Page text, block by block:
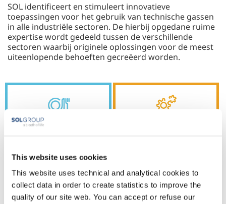
This website uses cookies
This website uses technical and analytical cookies to
collect data in order to create statistics to improve the
quality of our site web. You can accept or refuse our
SOL identificeert en stimuleert innovatieve
toepassingen voor het gebruik van technische gassen
in alle industriële sectoren. De hierbij opgedane ruime
expertise wordt gedeeld tussen de verschillende
sectoren waarbij originele oplossingen voor de meest
uiteenlopende behoeften gecreëerd worden.
METAL
FABRICATION
CHEMISTRY &
PHARMA